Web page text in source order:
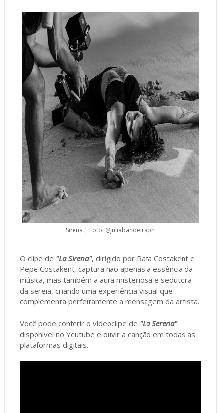
Sirena | Foto: @Juliabandeiraph
O clipe de "La Sirena", dirigido por Rafa Costakent e
Pepe Costakent, captura não apenas a essência da
música, mas também a aura misteriosa e sedutora
da sereia, criando uma experiência visual que
complementa perfeitamente a mensagem da artista.
Você pode conferir o videoclipe de "La Serena"
disponível no Youtube e ouvir a canção em todas as
plataformas digitais.